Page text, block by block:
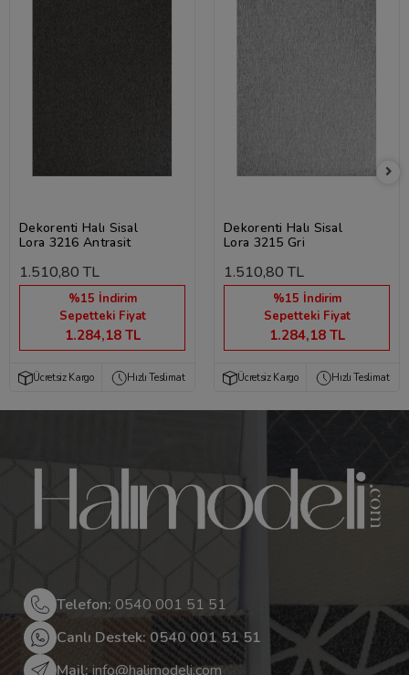
Dekorenti Halı Sisal
Lora 3216 Antrasit
1.510,80 TL
%15 İndirim
Sepetteki Fiyat
1.284,18 TL
Ücretsiz Kargo Hızlı Teslimat
Dekorenti Halı Sisal
Lora 3215 Gri
1.510,80 TL
%15 İndirim
Sepetteki Fiyat
1.284,18 TL
Ücretsiz Kargo Hızlı Teslimat
Telefon: 0540 001 51 51
Canlı Destek: 0540 001 51 51
Mail:info@halimodeli.com